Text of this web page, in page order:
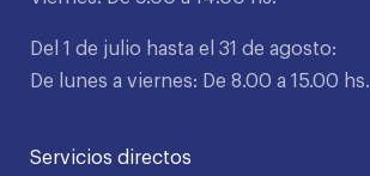
Del 1 de julio hasta el 31 de agosto:
De lunes a viernes: De 8.00 a 15.00 hs.
Servicios directos